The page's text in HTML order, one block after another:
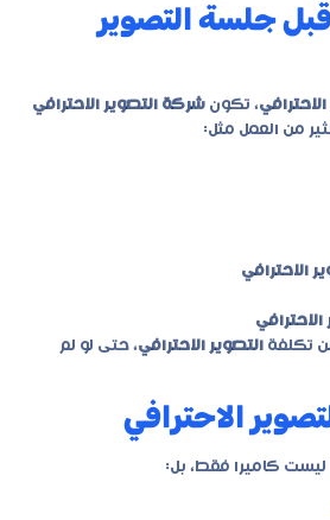
قبل جلسة التصوير
، تكون شركة التصوير الاحترافي
من العمل مثل:
الاحترافي
الاحترافي
تكلفة التصوير الاحترافي، حتى لو لم
الاحترافي
ليست كاميرا فقط، بل: